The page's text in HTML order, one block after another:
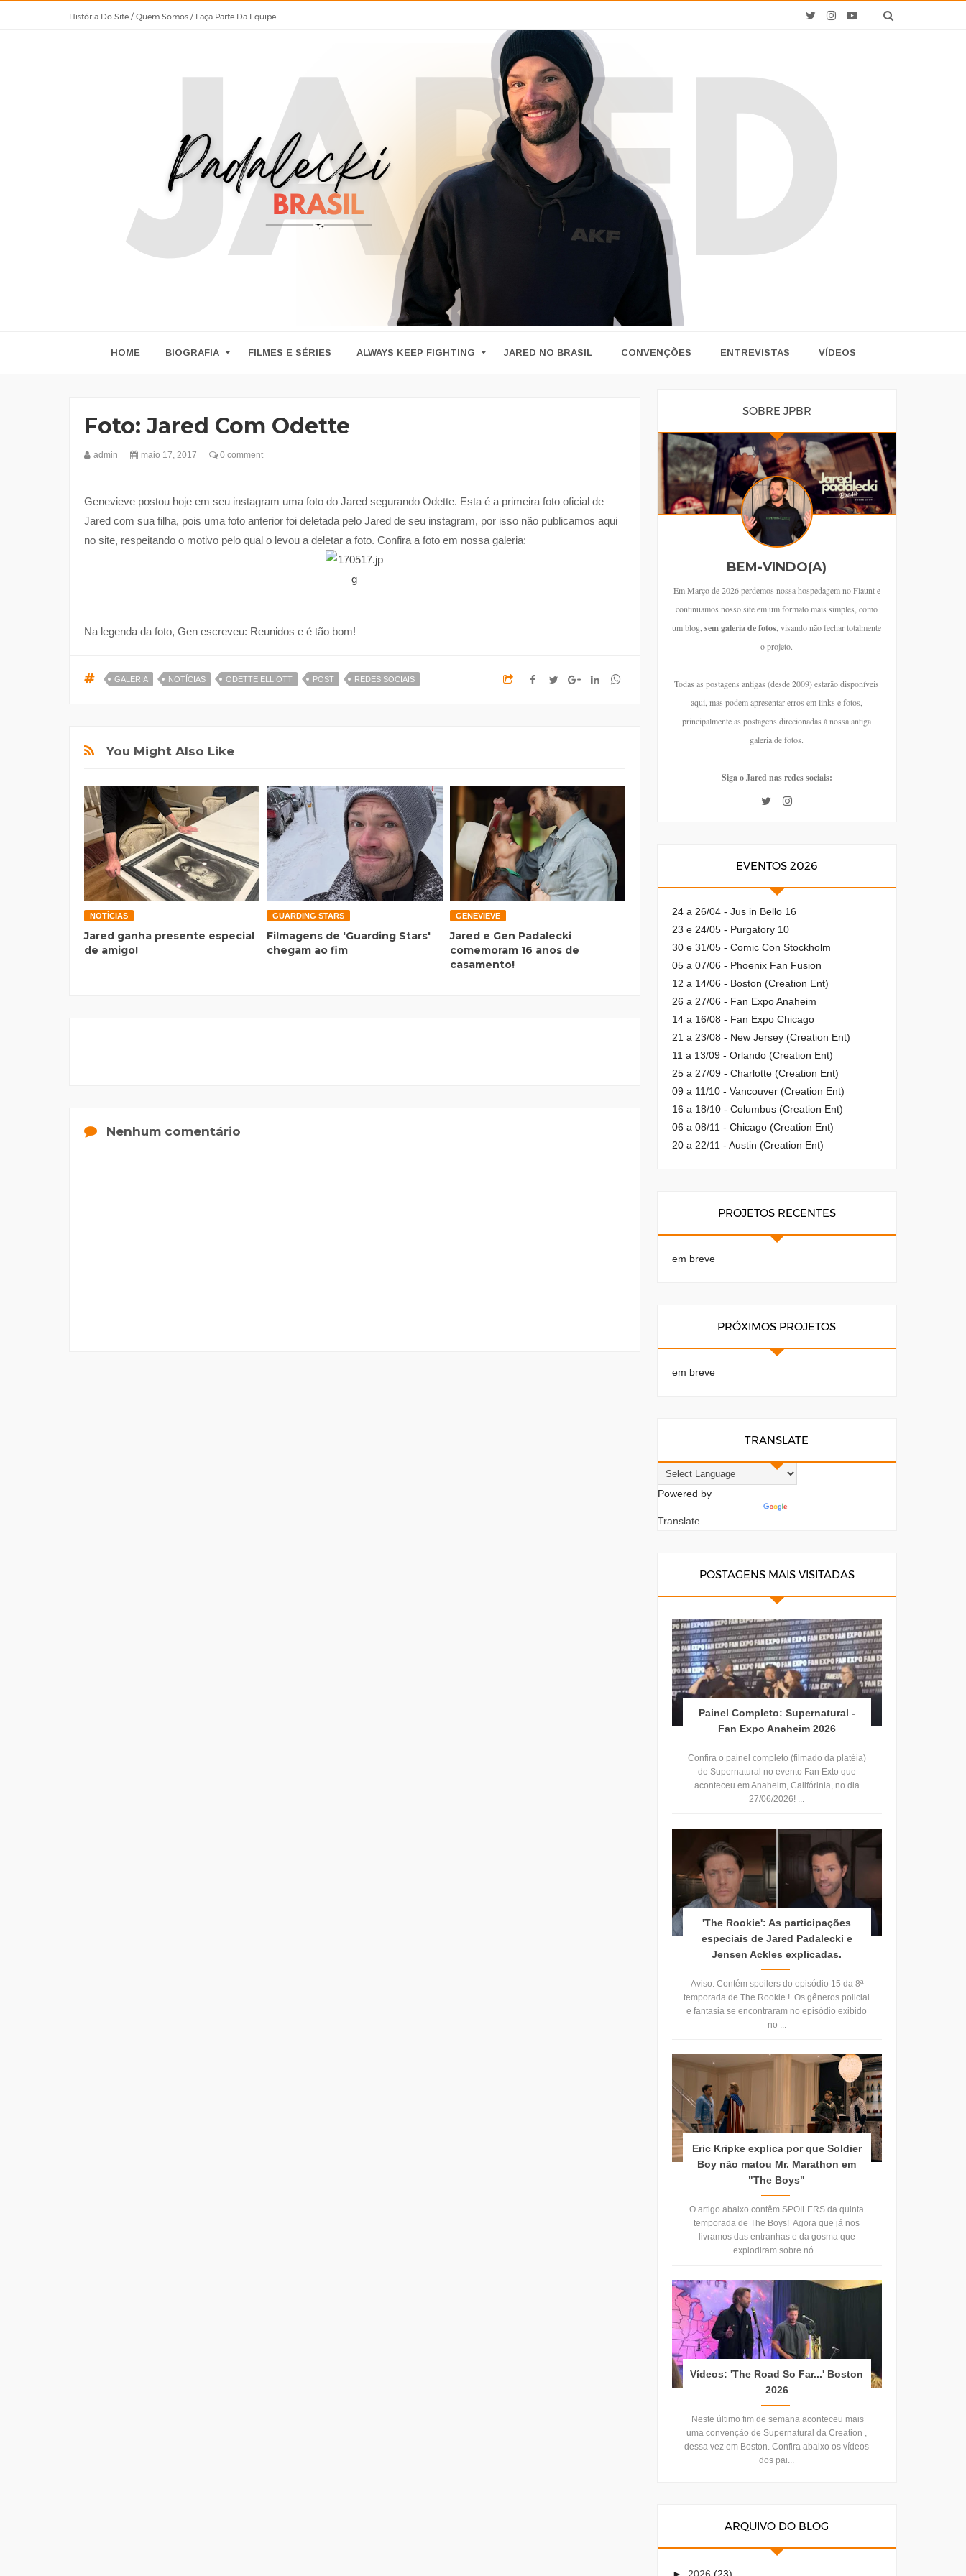
História Do Site / Quem Somos / Faça Parte Da Equipe
HOME BIOGRAFIA FILMES E SÉRIES ALWAYS KEEP FIGHTING JARED NO BRASIL CONVENÇÕES ENTREVISTAS VÍDEOS
Foto: Jared Com Odette
admin maio 17, 2017 0 comment
Genevieve postou hoje em seu instagram uma foto do Jared segurando Odette. Esta é a primeira foto oficial de
Jared com sua filha, pois uma foto anterior foi deletada pelo Jared de seu instagram, por isso não publicamos aqui
no site, respeitando o motivo pelo qual o levou a deletar a foto. Confira a foto em nossa galeria:
Na legenda da foto, Gen escreveu: Reunidos e é tão bom!
GALERIA NOTÍCIAS ODETTE ELLIOTT POST REDES SOCIAIS
You Might Also Like
NOTÍCIAS
Jared ganha presente especial
de amigo!
GUARDING STARS
Filmagens de 'Guarding Stars'
chegam ao fim
GENEVIEVE
Jared e Gen Padalecki
comemoram 16 anos de
casamento!
Nenhum comentário
SOBRE JPBR
BEM-VINDO(A)
Em Março de 2026 perdemos nossa hospedagem no Flaunt e
continuamos nosso site em um formato mais simples, como
um blog,sem galeria de fotos, visando não fechar totalmente
o projeto.
Todas as postagens antigas (desde 2009) estarão disponíveis
aqui, mas podem apresentar erros em links e fotos,
principalmente as postagens direcionadas à nossa antiga
galeria de fotos.
Siga o Jared nas redes sociais:
EVENTOS 2026
24 a 26/04 - Jus in Bello 16
23 e 24/05 - Purgatory 10
30 e 31/05 - Comic Con Stockholm
05 a 07/06 - Phoenix Fan Fusion
12 a 14/06 - Boston (Creation Ent)
26 a 27/06 - Fan Expo Anaheim
14 a 16/08 - Fan Expo Chicago
21 a 23/08 - New Jersey (Creation Ent)
11 a 13/09 - Orlando (Creation Ent)
25 a 27/09 - Charlotte (Creation Ent)
09 a 11/10 - Vancouver (Creation Ent)
16 a 18/10 - Columbus (Creation Ent)
06 a 08/11 - Chicago (Creation Ent)
20 a 22/11 - Austin (Creation Ent)
PROJETOS RECENTES
em breve
PRÓXIMOS PROJETOS
em breve
TRANSLATE
Powered by
Translate
POSTAGENS MAIS VISITADAS
Painel Completo: Supernatural -
Fan Expo Anaheim 2026
Confira o painel completo (filmado da platéia)
de Supernatural no evento Fan Exto que
aconteceu em Anaheim, Califórinia, no dia
27/06/2026! ...
'The Rookie': As participações
especiais de Jared Padalecki e
Jensen Ackles explicadas.
Aviso: Contém spoilers do episódio 15 da 8ª
temporada de The Rookie ! Os gêneros policial
e fantasia se encontraram no episódio exibido
no ...
Eric Kripke explica por que Soldier
Boy não matou Mr. Marathon em
"The Boys"
O artigo abaixo contêm SPOILERS da quinta
temporada de The Boys! Agora que já nos
livramos das entranhas e da gosma que
explodiram sobre nó...
Vídeos: 'The Road So Far...' Boston
2026
Neste último fim de semana aconteceu mais
uma convenção de Supernatural da Creation ,
dessa vez em Boston. Confira abaixo os vídeos
dos pai...
ARQUIVO DO BLOG
► 2026 (23)